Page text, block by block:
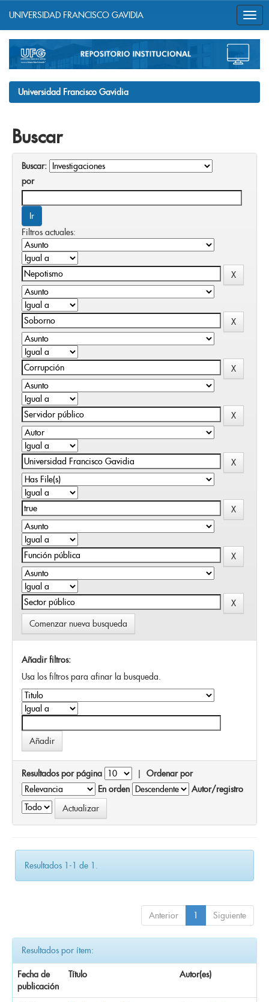
navigation
UNIVERSIDAD FRANCISCO GAVIDIA
Universidad Francisco Gavidia
Buscar
Buscar:
por
Filtros actuales:
Comenzar nueva busqueda
Añadir filtros:
Usa los filtros para afinar la busqueda.
Resultados por página | Ordenar por
En orden
Autor/registro
Resultados 1-1 de 1.
Anterior 1 Siguiente
Resultados por ítem:
Fecha de
publicación
Título Autor(es)